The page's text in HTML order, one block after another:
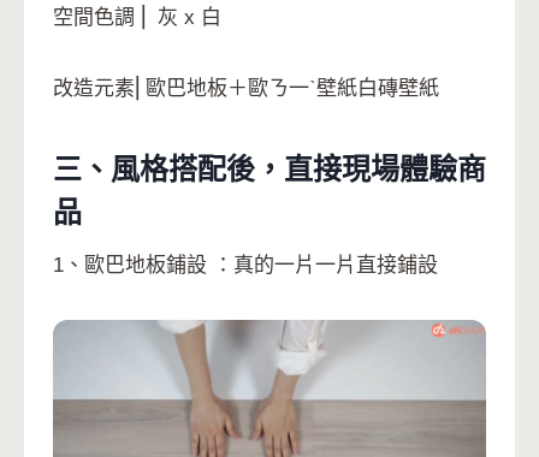
空間色調 ⎢ 灰 x 白
改造元素⎢歐巴地板＋歐ㄋ一ˋ壁紙白磚壁紙
三、風格搭配後，直接現場體驗商
品
1、歐巴地板鋪設 ：真的一片一片直接鋪設